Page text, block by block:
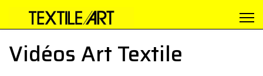
Vidéos Art Textile